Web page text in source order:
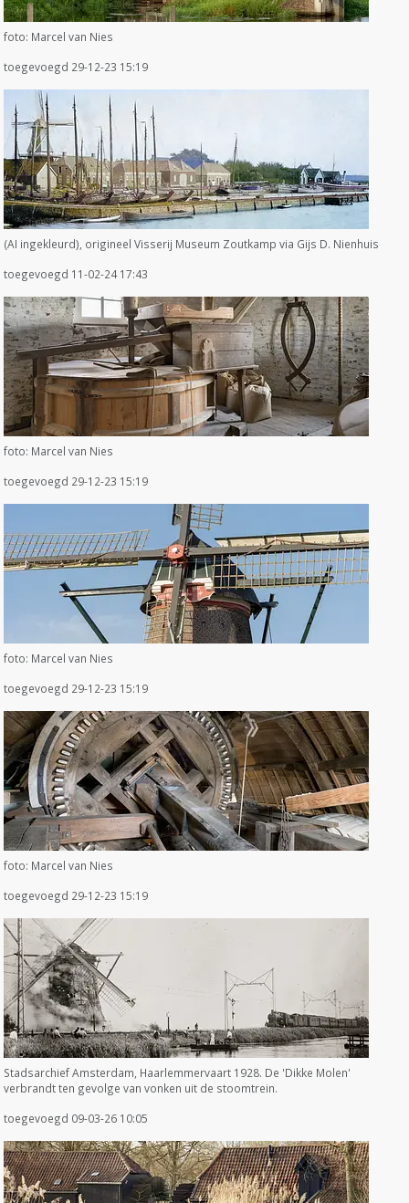
foto: Marcel van Nies
toegevoegd 29-12-23 15:19
(AI ingekleurd), origineel Visserij Museum Zoutkamp via Gijs D. Nienhuis
toegevoegd 11-02-24 17:43
foto: Marcel van Nies
toegevoegd 29-12-23 15:19
foto: Marcel van Nies
toegevoegd 29-12-23 15:19
foto: Marcel van Nies
toegevoegd 29-12-23 15:19
Stadsarchief Amsterdam, Haarlemmervaart 1928. De 'Dikke Molen'
verbrandt ten gevolge van vonken uit de stoomtrein.
toegevoegd 09-03-26 10:05